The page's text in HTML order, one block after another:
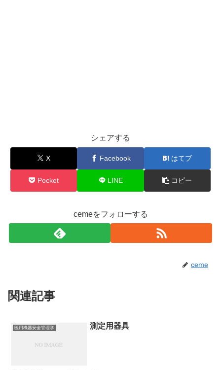
シェアする
X Facebook はてブ
Pocket LINE コピー
cemeをフォローする
ceme
関連記事
医用機器安全管理学 測定用器具